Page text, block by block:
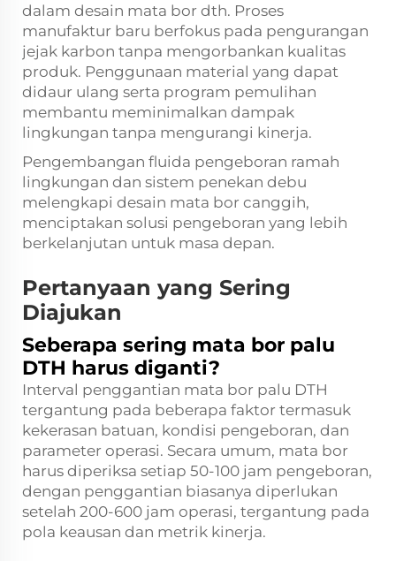
dalam desain mata bor dth. Proses
manufaktur baru berfokus pada pengurangan
jejak karbon tanpa mengorbankan kualitas
produk. Penggunaan material yang dapat
didaur ulang serta program pemulihan
membantu meminimalkan dampak
lingkungan tanpa mengurangi kinerja.
Pengembangan fluida pengeboran ramah
lingkungan dan sistem penekan debu
melengkapi desain mata bor canggih,
menciptakan solusi pengeboran yang lebih
berkelanjutan untuk masa depan.
Pertanyaan yang Sering
Diajukan
Seberapa sering mata bor palu
DTH harus diganti?
Interval penggantian mata bor palu DTH
tergantung pada beberapa faktor termasuk
kekerasan batuan, kondisi pengeboran, dan
parameter operasi. Secara umum, mata bor
harus diperiksa setiap 50-100 jam pengeboran,
dengan penggantian biasanya diperlukan
setelah 200-600 jam operasi, tergantung pada
pola keausan dan metrik kinerja.